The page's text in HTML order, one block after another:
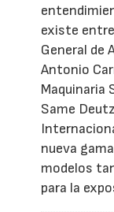
existe
General de
Antonio
Maquinaria
Same
nueva
modelos
para la